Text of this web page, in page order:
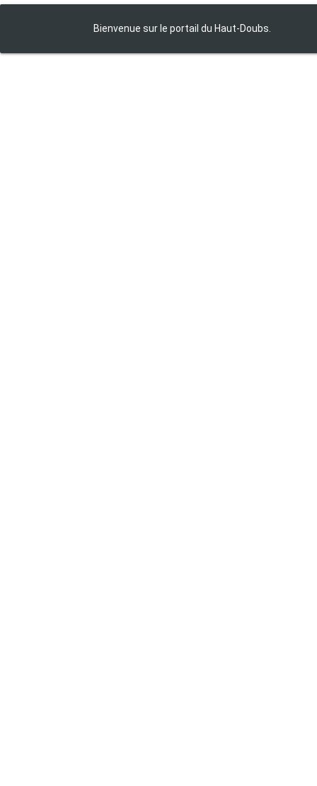
Bienvenue sur le portail du Haut‑Doubs.